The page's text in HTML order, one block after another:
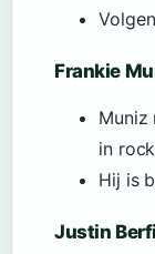
Frankie
Muniz
in
Hij is
Justin